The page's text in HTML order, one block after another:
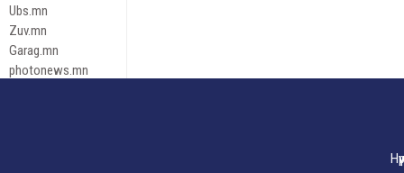
Ubs.mn
Zuv.mn
Garag.mn
photonews.mn